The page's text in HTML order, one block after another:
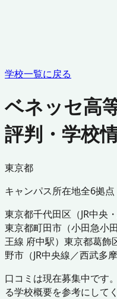
学校一覧に戻る
ベネッセ高
評判・学校
東京都
キャンパス所在地全6拠点
東京都千代田区 （JR中央
東京都町田市 （小田急小
王線 府中駅） 東京都葛飾
野市 （JR中央線／西武多
口コミは現在募集中です
る学校概要を参考にして